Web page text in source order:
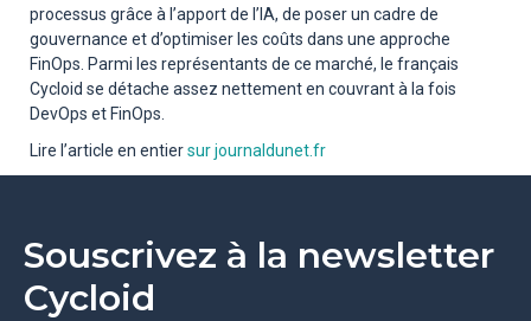
processus grâce à l’apport de l’IA, de poser un cadre de
gouvernance et d’optimiser les coûts dans une approche
FinOps. Parmi les représentants de ce marché, le français
Cycloid se détache assez nettement en couvrant à la fois
DevOps et FinOps.
Lire l’article en entiersur journaldunet.fr
Souscrivez à la newsletter
Cycloid